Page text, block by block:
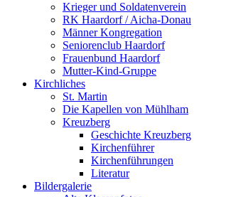
Krieger und Soldatenverein
RK Haardorf / Aicha-Donau
Männer Kongregation
Seniorenclub Haardorf
Frauenbund Haardorf
Mutter-Kind-Gruppe
Kirchliches
St. Martin
Die Kapellen von Mühlham
Kreuzberg
Geschichte Kreuzberg
Kirchenführer
Kirchenführungen
Literatur
Bildergalerie